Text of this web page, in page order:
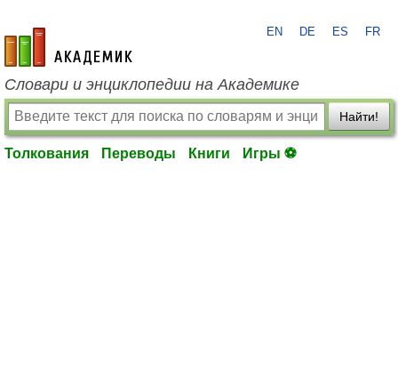
academic.ru
EN DE ES FR
Словари и энциклопедии на Академике
Найти!
Толкования Переводы Книги Игры ⚽